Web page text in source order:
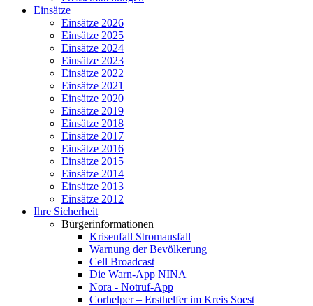
Einsätze
Einsätze 2026
Einsätze 2025
Einsätze 2024
Einsätze 2023
Einsätze 2022
Einsätze 2021
Einsätze 2020
Einsätze 2019
Einsätze 2018
Einsätze 2017
Einsätze 2016
Einsätze 2015
Einsätze 2014
Einsätze 2013
Einsätze 2012
Ihre Sicherheit
Bürgerinformationen
Krisenfall Stromausfall
Warnung der Bevölkerung
Cell Broadcast
Die Warn-App NINA
Nora - Notruf-App
Corhelper – Ersthelfer im Kreis Soest